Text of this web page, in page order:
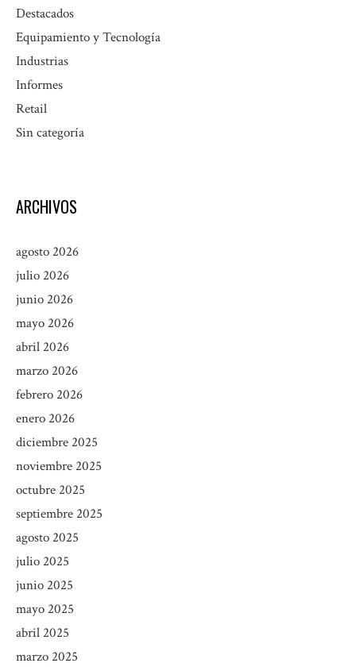
Destacados
Equipamiento y Tecnología
Industrias
Informes
Retail
Sin categoría
ARCHIVOS
agosto 2026
julio 2026
junio 2026
mayo 2026
abril 2026
marzo 2026
febrero 2026
enero 2026
diciembre 2025
noviembre 2025
octubre 2025
septiembre 2025
agosto 2025
julio 2025
junio 2025
mayo 2025
abril 2025
marzo 2025